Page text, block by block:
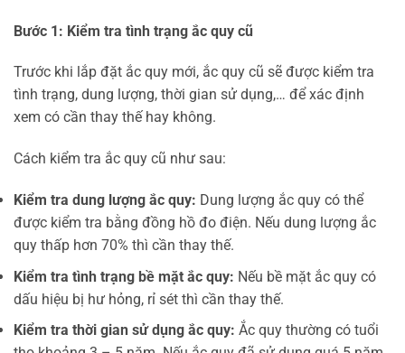
Bước 1: Kiểm tra tình trạng ắc quy cũ
Trước khi lắp đặt ắc quy mới, ắc quy cũ sẽ được kiểm tra
tình trạng, dung lượng, thời gian sử dụng,… để xác định
xem có cần thay thế hay không.
Cách kiểm tra ắc quy cũ như sau:
Kiểm tra dung lượng ắc quy: Dung lượng ắc quy có thể
được kiểm tra bằng đồng hồ đo điện. Nếu dung lượng ắc
quy thấp hơn 70% thì cần thay thế.
Kiểm tra tình trạng bề mặt ắc quy: Nếu bề mặt ắc quy có
dấu hiệu bị hư hỏng, rỉ sét thì cần thay thế.
Kiểm tra thời gian sử dụng ắc quy: Ắc quy thường có tuổi